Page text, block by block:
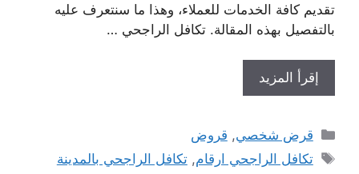
تقديم كافة الخدمات للعملاء، وهذا ما سنتعرف عليه
بالتفصيل بهذه المقالة. تكافل الراجحي …
إقرأ المزيد
التصنيفات
قرض شخصي, قروض
الوسوم
تكافل الراجحي ارقام,تكافل الراجحي بالمدينة